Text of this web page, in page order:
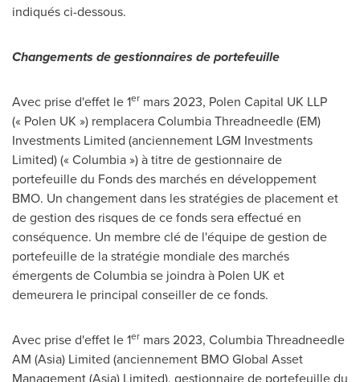
indiqués ci-dessous.
Changements de gestionnaires de portefeuille
Avec prise d'effet le 1er mars 2023, Polen Capital UK LLP
(« Polen UK ») remplacera Columbia Threadneedle (EM)
Investments Limited (anciennement LGM Investments
Limited) (« Columbia ») à titre de gestionnaire de
portefeuille du Fonds des marchés en développement
BMO. Un changement dans les stratégies de placement et
de gestion des risques de ce fonds sera effectué en
conséquence. Un membre clé de l'équipe de gestion de
portefeuille de la stratégie mondiale des marchés
émergents de Columbia se joindra à Polen UK et
demeurera le principal conseiller de ce fonds.
Avec prise d'effet le 1er mars 2023, Columbia Threadneedle
AM (Asia) Limited (anciennement BMO Global Asset